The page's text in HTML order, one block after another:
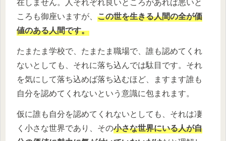
在しません。人それぞれ良いところがあれば悪いと
ころも御座いますが、 この世を生きる人間の全が価
値のある人間です。
たまたま学校で、たまたま職場で、誰も認めてくれ
ないとしても、それに落ち込んでは駄目です。それ
を気にして落ち込めば落ち込むほど、ますます誰も
自分を認めてくれないという意識に包まれます。
仮に誰も自分を認めてくれないとしても、それは凄
く小さな世界であり、その小さな世界にいる人が自